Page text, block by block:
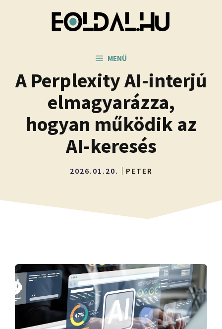
MENÜ
A Perplexity AI-interjú
elmagyarázza,
hogyan működik az
AI-keresés
2026.01.20. PETER